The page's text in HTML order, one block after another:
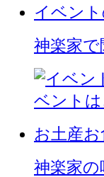
イベン
神楽家
お土産
神楽家